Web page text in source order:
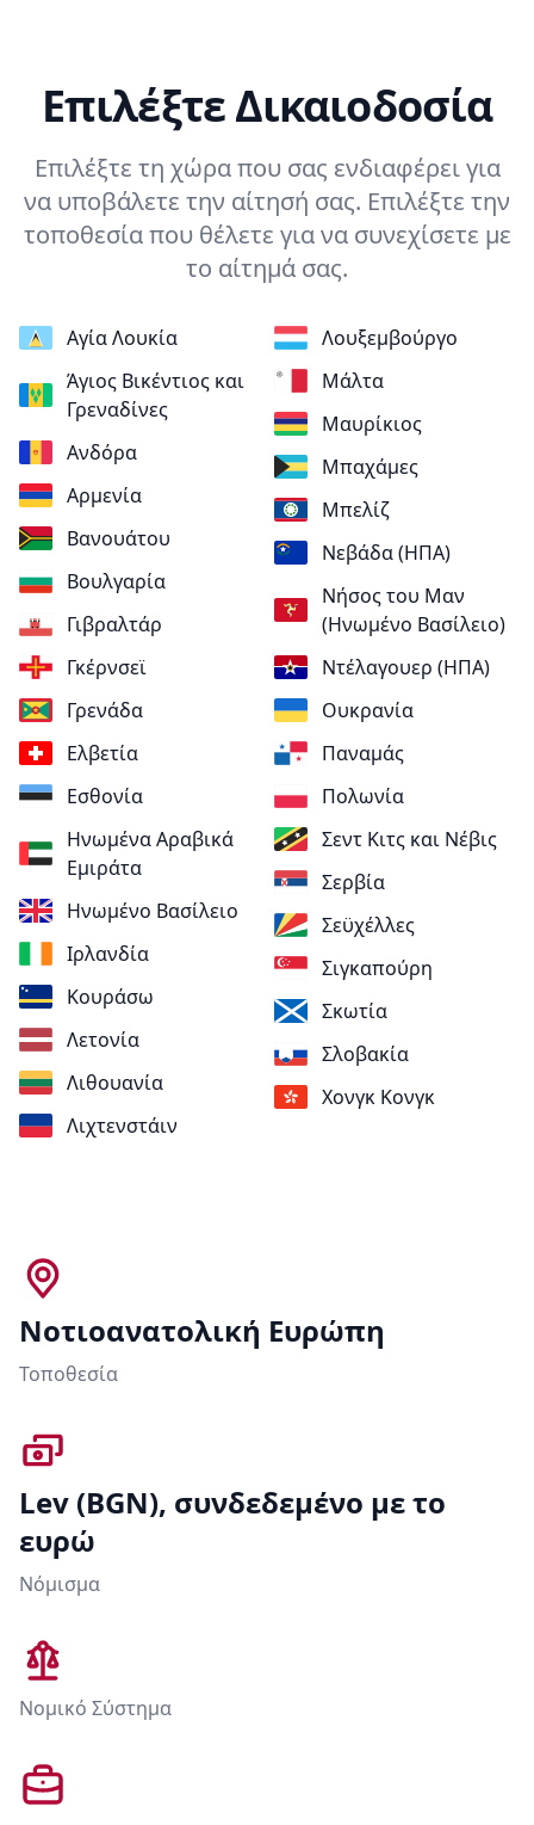
Επιλέξτε Δικαιοδοσία
Επιλέξτε τη χώρα που σας ενδιαφέρει για
να υποβάλετε την αίτησή σας. Επιλέξτε την
τοποθεσία που θέλετε για να συνεχίσετε με
το αίτημά σας.
Αγία Λουκία
Άγιος Βικέντιος και
Γρεναδίνες
Ανδόρα
Αρμενία
Βανουάτου
Βουλγαρία
Γιβραλτάρ
Γκέρνσεϊ
Γρενάδα
Ελβετία
Εσθονία
Ηνωμένα Αραβικά
Εμιράτα
Ηνωμένο Βασίλειο
Ιρλανδία
Κουράσω
Λετονία
Λιθουανία
Λιχτενστάιν
Λουξεμβούργο
Μάλτα
Μαυρίκιος
Μπαχάμες
Μπελίζ
Νεβάδα (ΗΠΑ)
Νήσος του Μαν
(Ηνωμένο Βασίλειο)
Ντέλαγουερ (ΗΠΑ)
Ουκρανία
Παναμάς
Πολωνία
Σεντ Κιτς και Νέβις
Σερβία
Σεϋχέλλες
Σιγκαπούρη
Σκωτία
Σλοβακία
Χονγκ Κονγκ
Νοτιοανατολική Ευρώπη
Τοποθεσία
Lev (BGN), συνδεδεμένο με το
ευρώ
Νόμισμα
Νομικό Σύστημα